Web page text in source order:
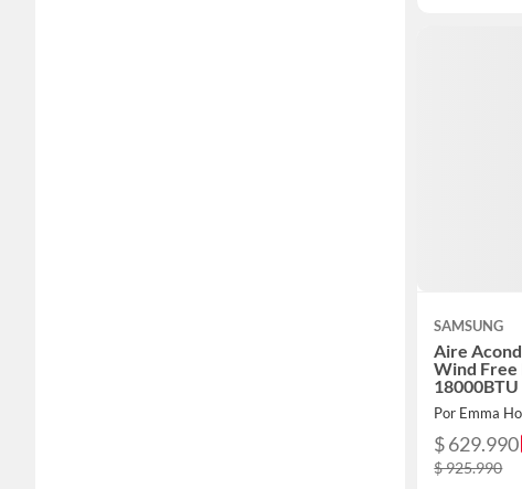
SAMSUNG
Aire
Wind
18000BTU
Por Emma
$ 629.990
$ 925.990